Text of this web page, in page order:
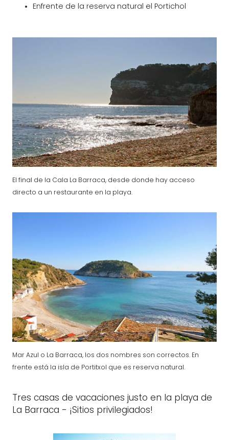
Enfrente de la reserva natural el Portichol
El final de la Cala La Barraca, desde donde hay acceso
directo a un restaurante en la playa.
Mar Azul o La Barraca, los dos nombres son correctos. En
frente está la isla de Portitxol que es reserva natural.
Tres casas de vacaciones justo en la playa de
La Barraca - ¡Sitios privilegiados!